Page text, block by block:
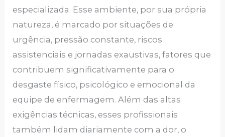
especializada. Esse ambiente, por sua própria
natureza, é marcado por situações de
urgência, pressão constante, riscos
assistenciais e jornadas exaustivas, fatores que
contribuem significativamente para o
desgaste físico, psicológico e emocional da
equipe de enfermagem. Além das altas
exigências técnicas, esses profissionais
também lidam diariamente com a dor, o